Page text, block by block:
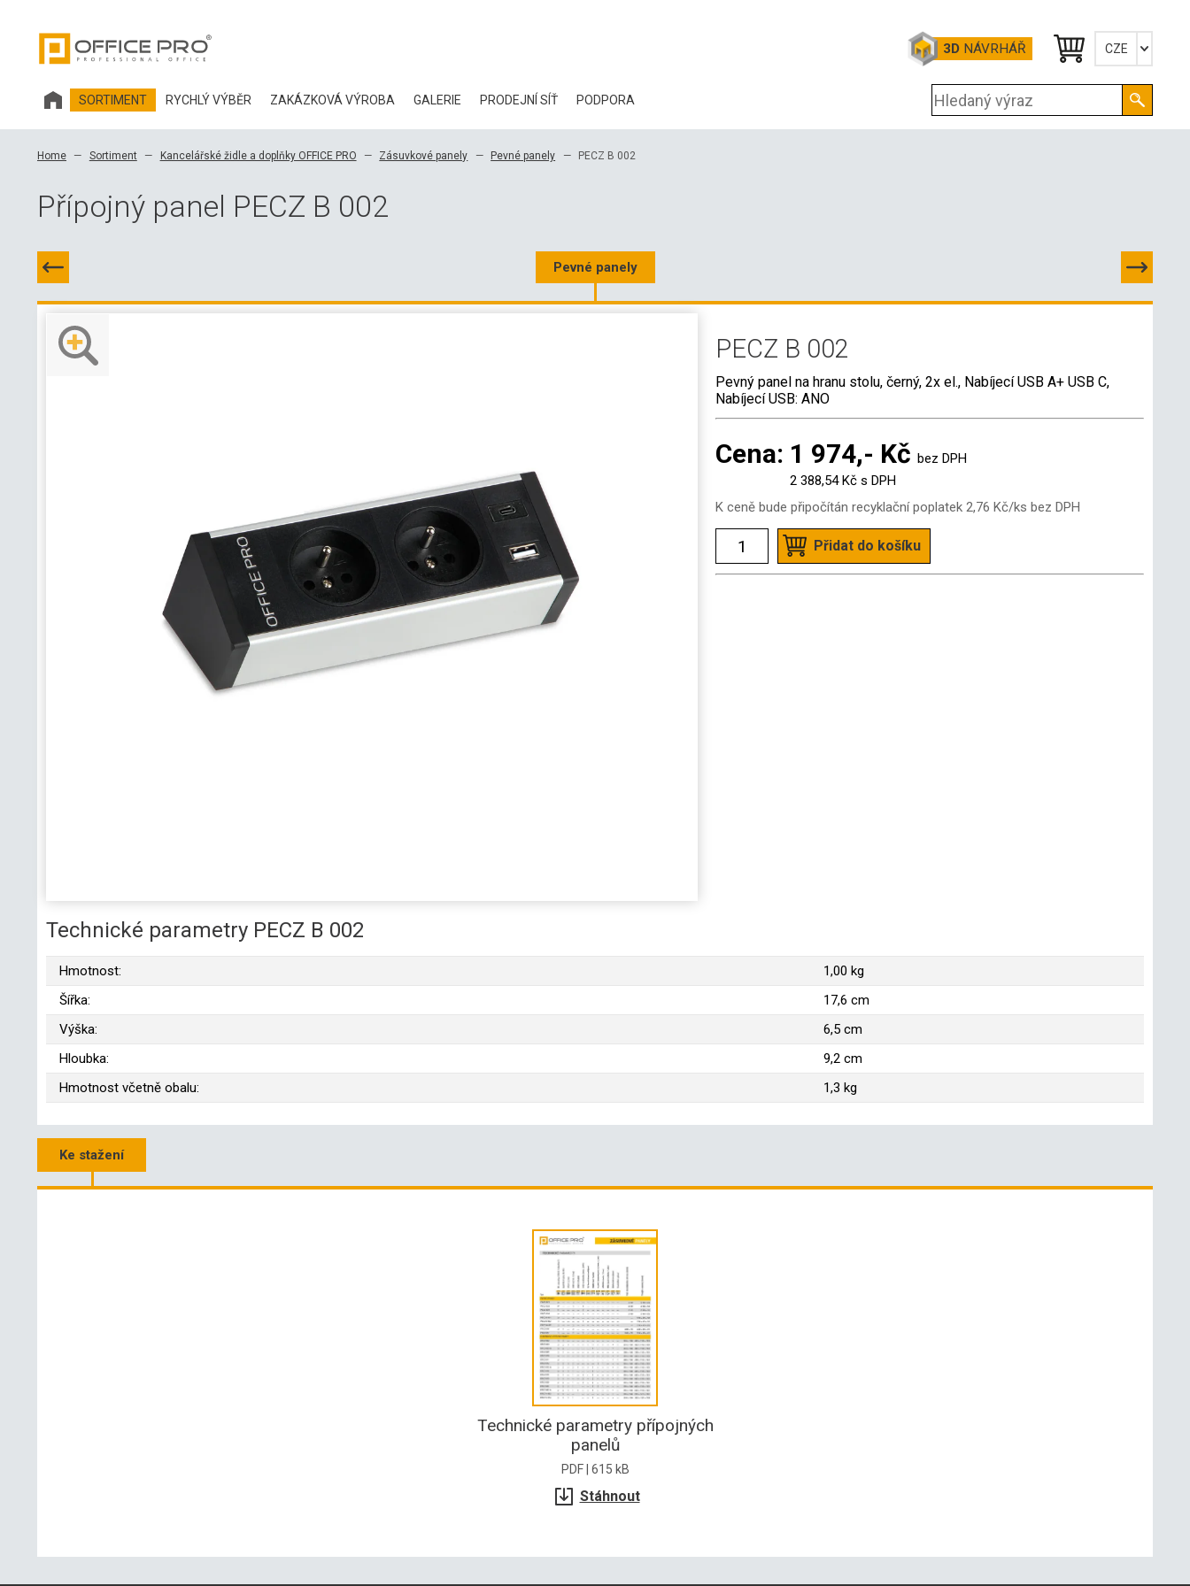
3D NÁVRHÁŘ CZE
English
SORTIMENT RYCHLÝ VÝBĚR ZAKÁZKOVÁ VÝROBA GALERIE PRODEJNÍ SÍŤ PODPORA
BLOG
KE STAŽENÍ
3D DATA
VELKOOBCHODNÍ KONTAKTY
Home Sortiment Kancelářské židle a doplňky OFFICE PRO Zásuvkové panely Pevné panely PECZ B 002
Přípojný panel PECZ B 002
Pevné panely
PECZ B 002
Pevný panel na hranu stolu, černý, 2x el., Nabíjecí USB A+ USB C,
Nabíjecí USB: ANO
Cena: 1 974,- Kč bez DPH
2 388,54 Kč s DPH
K ceně bude připočítán recyklační poplatek 2,76 Kč/ks bez DPH
Přidat do košíku
Technické parametry PECZ B 002
Hmotnost:
1,00 kg
Šířka:
17,6 cm
Výška:
6,5 cm
Hloubka:
9,2 cm
Hmotnost včetně obalu:
1,3 kg
Ke stažení
Technické parametry přípojných
panelů
PDF | 615 kB
Stáhnout